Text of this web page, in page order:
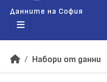
Данните на София
Набори от данни